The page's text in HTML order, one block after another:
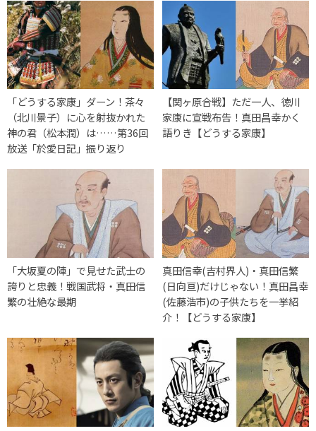
「どうする家康」ダーン！茶々
（北川景子）に心を射抜かれた
神の君（松本潤）は……第36回
放送「於愛日記」振り返り
【関ヶ原合戦】ただ一人、徳川
家康に宣戦布告！真田昌幸かく
語りき【どうする家康】
「大坂夏の陣」で見せた武士の
誇りと忠義！戦国武将・真田信
繁の壮絶な最期
真田信幸(吉村界人)・真田信繁
(日向亘)だけじゃない！真田昌幸
(佐藤浩市)の子供たちを一挙紹
介！【どうする家康】